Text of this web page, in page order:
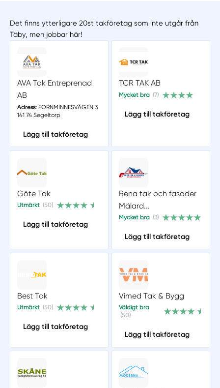
Det finns ytterligare 20st takföretag som inte utgår från
Täby, men jobbar här!
AVA Tak Entreprenad
AB
Adress:FORNMINNESVÄGEN 3
141 74 Segeltorp
Lägg till takföretag
TCR TAK AB
Mycket bra (7)
Lägg till takföretag
Göte Tak
Utmärkt (50)
Lägg till takföretag
Rena tak och fasader
Mälard...
Mycket bra (3)
Lägg till takföretag
Best Tak
Utmärkt (50)
Lägg till takföretag
Vimed Tak & Bygg
Väldigt bra
(50)
Lägg till takföretag